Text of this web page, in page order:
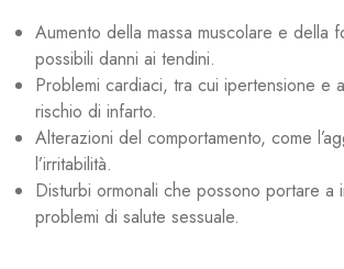
Aumento della massa muscolare e della
possibili danni ai tendini.
Problemi cardiaci, tra cui ipertensione e
rischio di infarto.
Alterazioni del comportamento, come
l’irritabilità.
Disturbi ormonali che possono portare a
problemi di salute sessuale.